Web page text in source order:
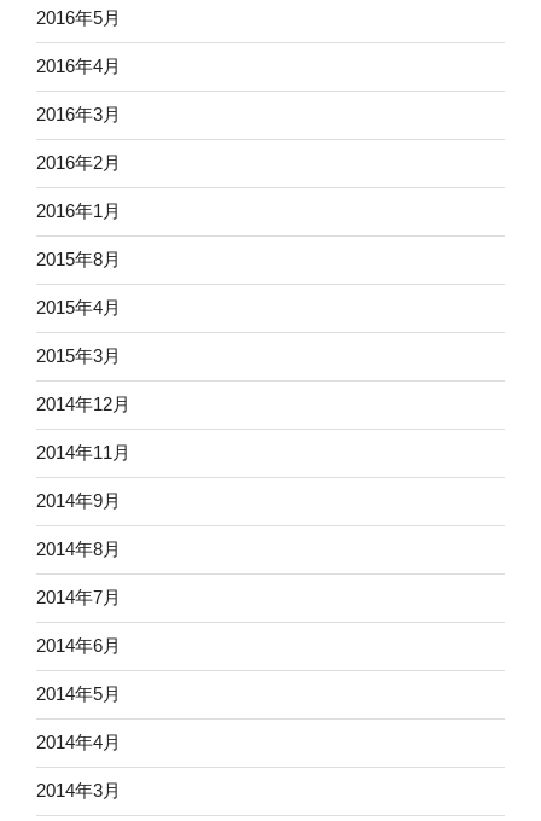
2016年5月
2016年4月
2016年3月
2016年2月
2016年1月
2015年8月
2015年4月
2015年3月
2014年12月
2014年11月
2014年9月
2014年8月
2014年7月
2014年6月
2014年5月
2014年4月
2014年3月